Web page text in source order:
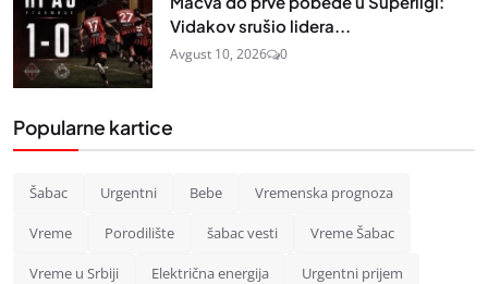
Vidakov srušio lidera...
Avgust 10, 2026 0
Popularne kartice
Šabac Urgentni Bebe Vremenska prognoza
Vreme Porodilište šabac vesti Vreme Šabac
Vreme u Srbiji Električna energija Urgentni prijem